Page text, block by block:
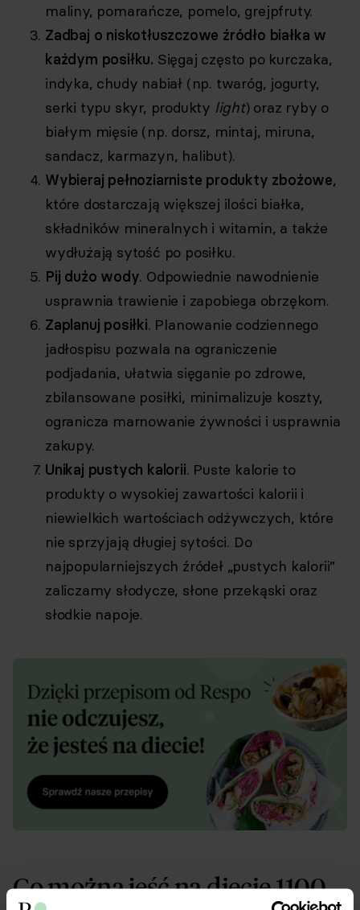
maliny, pomarańcze, pomelo, grejpfruty.
Zadbaj o niskotłuszczowe źródło białka w
każdym posiłku. Sięgaj często po kurczaka,
indyka, chudy nabiał (np. twaróg, jogurty,
serki typu skyr, produkty light) oraz ryby o
białym mięsie (np. dorsz, mintaj, miruna,
sandacz, karmazyn, halibut).
Wybieraj pełnoziarniste produkty zbożowe,
które dostarczają większej ilości białka,
składników mineralnych i witamin, a także
wydłużają sytość po posiłku.
Pij dużo wody. Odpowiednie nawodnienie
usprawnia trawienie i zapobiega obrzękom.
Zaplanuj posiłki. Planowanie codziennego
jadłospisu pozwala na ograniczenie
podjadania, ułatwia sięganie po zdrowe,
zbilansowane posiłki, minimalizuje koszty,
ogranicza marnowanie żywności i usprawnia
zakupy.
Unikaj pustych kalorii. Puste kalorie to
produkty o wysokiej zawartości kalorii i
niewielkich wartościach odżywczych, które
nie sprzyjają długiej sytości. Do
najpopularniejszych źródeł „pustych kalorii”
zaliczamy słodycze, słone przekąski oraz
słodkie napoje.
Co można jeść na diecie 1100